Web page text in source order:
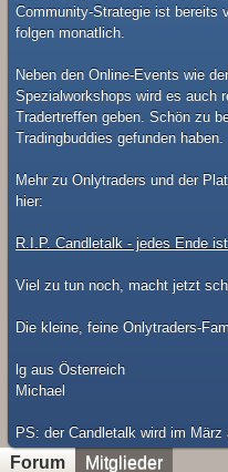
Community-Strategie ist bereits
folgen monatlich.
Neben den Online-Events wie
Spezialworkshops wird es auch
Tradertreffen geben. Schön zu
Tradingbuddies gefunden haben.
Mehr zu Onlytraders und der
hier:
R.I.P. Candletalk - jedes Ende
Viel zu tun noch, macht jetzt
Die kleine, feine Onlytraders-
lg aus Österreich
Michael
​PS: der Candletalk wird im März
Forum Mitglieder